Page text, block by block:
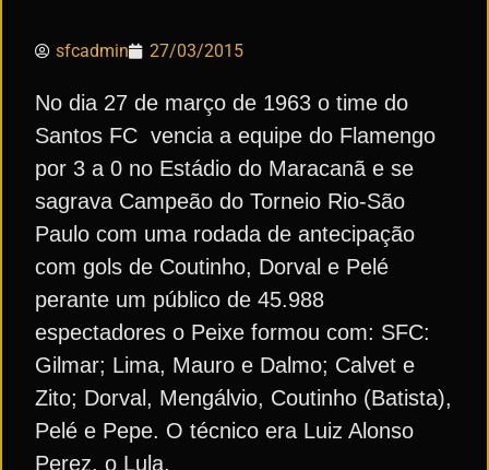
sfcadmin 27/03/2015
No dia 27 de março de 1963 o time do
Santos FC vencia a equipe do Flamengo
por 3 a 0 no Estádio do Maracanã e se
sagrava Campeão do Torneio Rio-São
Paulo com uma rodada de antecipação
com gols de Coutinho, Dorval e Pelé
perante um público de 45.988
espectadores o Peixe formou com: SFC:
Gilmar; Lima, Mauro e Dalmo; Calvet e
Zito; Dorval, Mengálvio, Coutinho (Batista),
Pelé e Pepe. O técnico era Luiz Alonso
Perez, o Lula.